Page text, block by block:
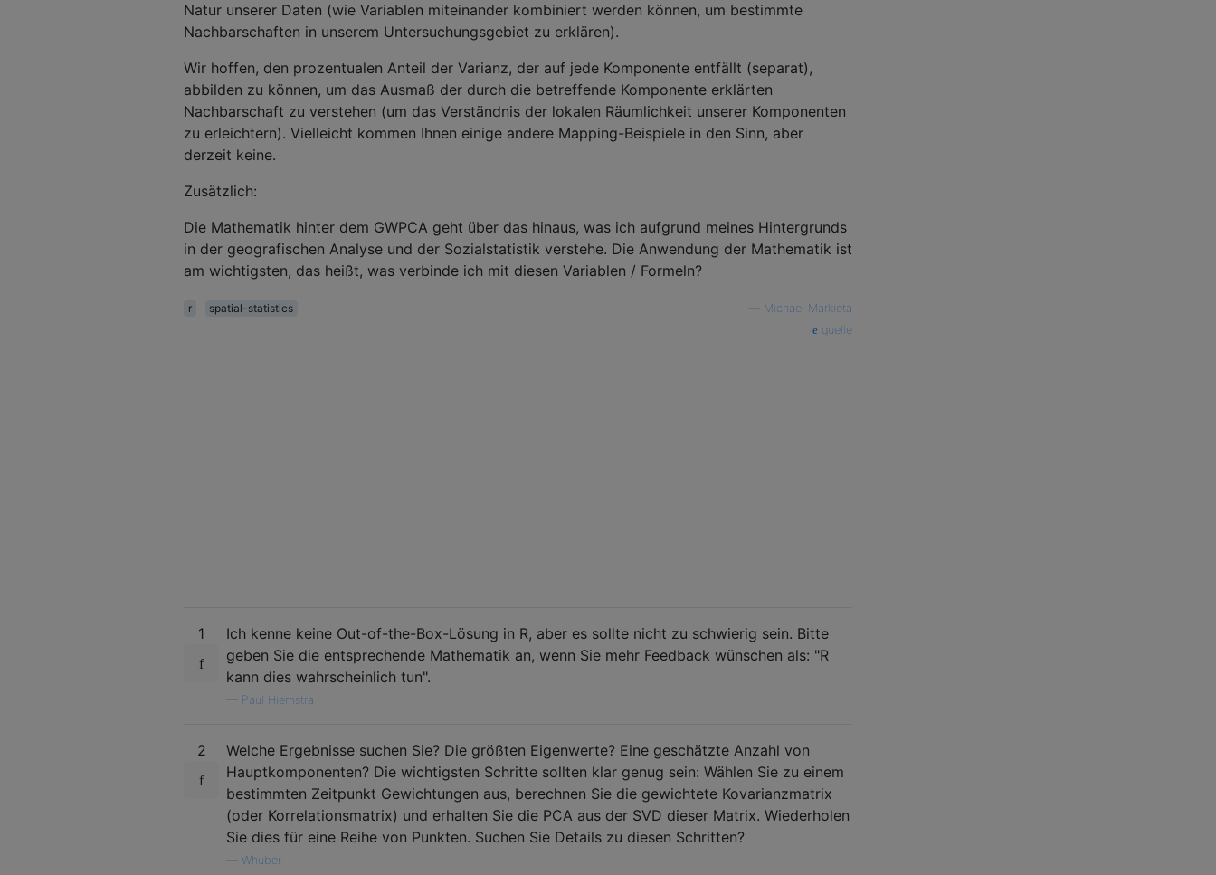
Natur unserer Daten (wie Variablen miteinander kombiniert werden können, um bestimmte
Nachbarschaften in unserem Untersuchungsgebiet zu erklären).
Wir hoffen, den prozentualen Anteil der Varianz, der auf jede Komponente entfällt (separat),
abbilden zu können, um das Ausmaß der durch die betreffende Komponente erklärten
Nachbarschaft zu verstehen (um das Verständnis der lokalen Räumlichkeit unserer Komponenten
zu erleichtern). Vielleicht kommen Ihnen einige andere Mapping-Beispiele in den Sinn, aber
derzeit keine.
Zusätzlich:
Die Mathematik hinter dem GWPCA geht über das hinaus, was ich aufgrund meines Hintergrunds
in der geografischen Analyse und der Sozialstatistik verstehe. Die Anwendung der Mathematik ist
am wichtigsten, das heißt, was verbinde ich mit diesen Variablen / Formeln?
r spatial-statistics
Michael Markieta
quelle
1
Ich kenne keine Out-of-the-Box-Lösung in R, aber es sollte nicht zu schwierig sein. Bitte
geben Sie die entsprechende Mathematik an, wenn Sie mehr Feedback wünschen als: "R
kann dies wahrscheinlich tun".
Paul Hiemstra
2
Welche Ergebnisse suchen Sie? Die größten Eigenwerte? Eine geschätzte Anzahl von
Hauptkomponenten? Die wichtigsten Schritte sollten klar genug sein: Wählen Sie zu einem
bestimmten Zeitpunkt Gewichtungen aus, berechnen Sie die gewichtete Kovarianzmatrix
(oder Korrelationsmatrix) und erhalten Sie die PCA aus der SVD dieser Matrix. Wiederholen
Sie dies für eine Reihe von Punkten. Suchen Sie Details zu diesen Schritten?
Whuber